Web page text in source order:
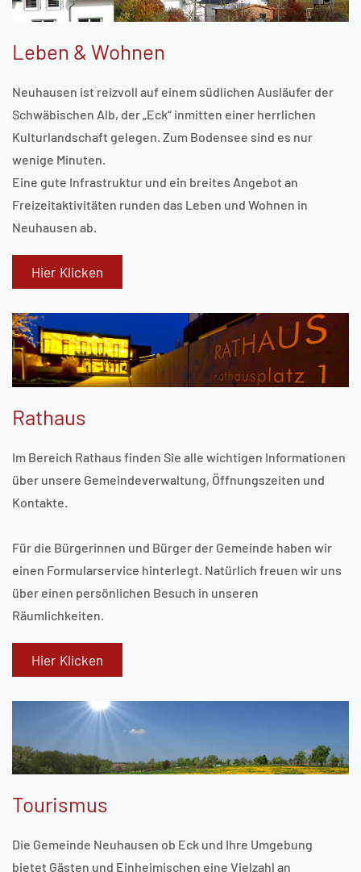
Leben & Wohnen
Neuhausen ist reizvoll auf einem südlichen Ausläufer der
Schwäbischen Alb, der „Eck“ inmitten einer herrlichen
Kulturlandschaft gelegen. Zum Bodensee sind es nur
wenige Minuten.
Eine gute Infrastruktur und ein breites Angebot an
Freizeitaktivitäten runden das Leben und Wohnen in
Neuhausen ab.
Hier Klicken
Rathaus
Im Bereich Rathaus finden Sie alle wichtigen Informationen
über unsere Gemeindeverwaltung, Öffnungszeiten und
Kontakte.
Für die Bürgerinnen und Bürger der Gemeinde haben wir
einen Formularservice hinterlegt. Natürlich freuen wir uns
über einen persönlichen Besuch in unseren
Räumlichkeiten.
Hier Klicken
Tourismus
Die Gemeinde Neuhausen ob Eck und Ihre Umgebung
bietet Gästen und Einheimischen eine Vielzahl an